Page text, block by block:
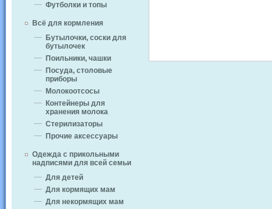
Футболки и топы
Всё для кормления
Бутылочки, соски для
бутылочек
Поильники, чашки
Посуда, столовые
приборы
Молокоотсосы
Контейнеры для
хранения молока
Стерилизаторы
Прочие аксессуары
Одежда с прикольными
надписями для всей семьи
Для детей
Для кормящих мам
Для некормящих мам